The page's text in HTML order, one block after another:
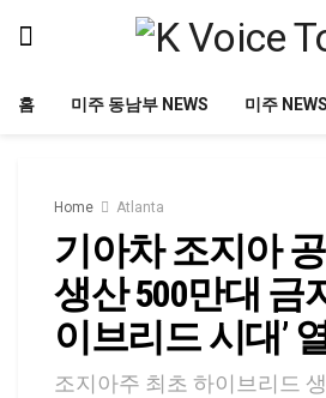
홈 미주 동남부 NEWS 미주 NEWS
Home Atlanta
기아차 조지아
생산 500만대 금
이브리드 시대’
조지아주 최초 하이브리드